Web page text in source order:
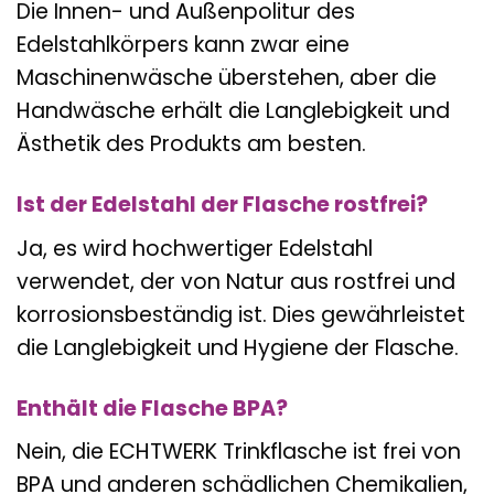
Die Innen- und Außenpolitur des
Edelstahlkörpers kann zwar eine
Maschinenwäsche überstehen, aber die
Handwäsche erhält die Langlebigkeit und
Ästhetik des Produkts am besten.
Ist der Edelstahl der Flasche rostfrei?
Ja, es wird hochwertiger Edelstahl
verwendet, der von Natur aus rostfrei und
korrosionsbeständig ist. Dies gewährleistet
die Langlebigkeit und Hygiene der Flasche.
Enthält die Flasche BPA?
Nein, die ECHTWERK Trinkflasche ist frei von
BPA und anderen schädlichen Chemikalien,